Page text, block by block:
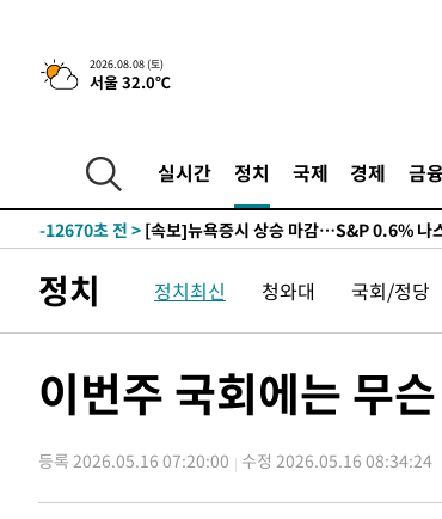
2026.08.08 (토)
서울 32.0℃
실시간 정치 국제 경제 금융
-30923초 전 >
[속보]'압수수색·성접대 논란' 축구협회 "
-19544초 전 >
-12670초 전 > [속보]뉴욕증시 상승 마감…S&P 0.6% 나
송"
-19564초 전 >
'최고 37도' 폭염 지속…강원동해안 최대
-12690초 전 >[속보]뉴욕증시 상승 마감…S&P 0.6%
정치 정치최신 청와대 국회/정당
이번주 국회에는 무
등록 2026.05.16 07:20:00 수정 2026.05.16 08:34:24